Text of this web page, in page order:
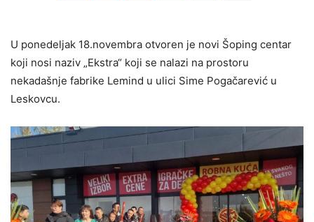
U ponedeljak 18.novembra otvoren je novi Šoping centar
koji nosi naziv „Ekstra“ koji se nalazi na prostoru
nekadašnje fabrike Lemind u ulici Sime Pogačarević u
Leskovcu.